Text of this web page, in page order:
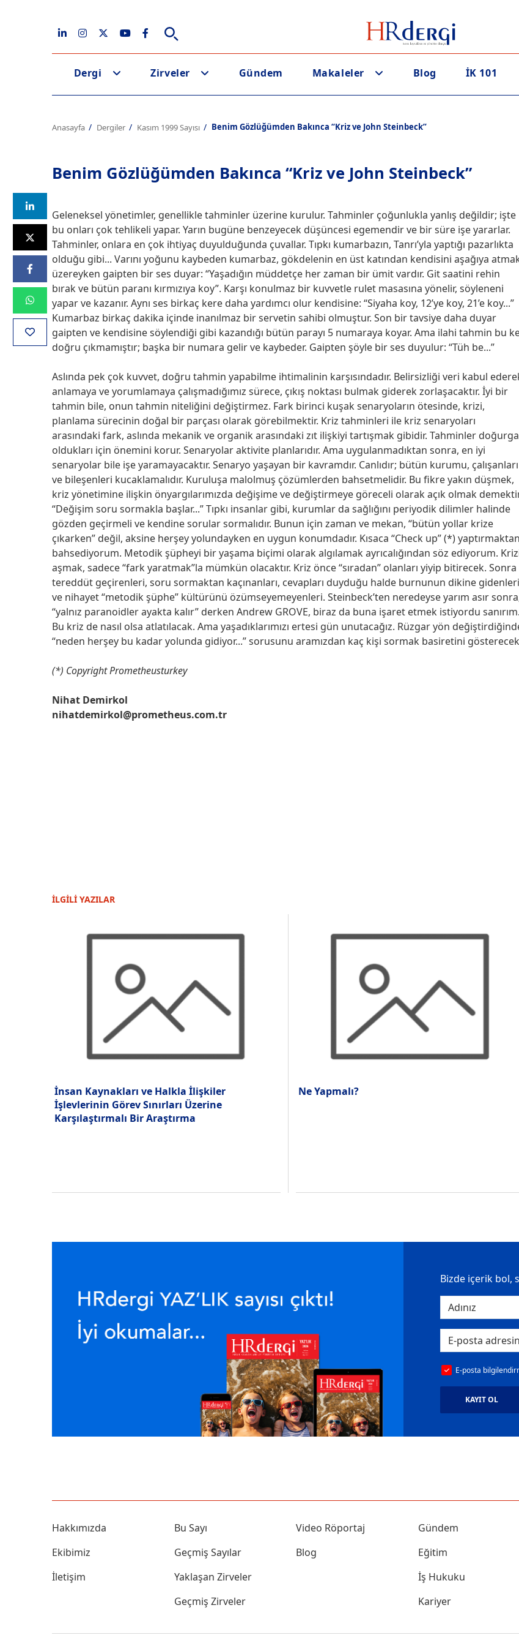
Dergi Zirveler Gündem Makaleler Blog İK 101
Anasayfa Dergiler Kasım 1999 Sayısı Benim Gözlüğümden Bakınca “Kriz ve John Steinbeck”
Benim Gözlüğümden Bakınca “Kriz ve John Steinbeck”
Geleneksel yönetimler, genellikle tahminler üzerine kurulur. Tahminler çoğunlukla yanlış değildir; işte
bu onları çok tehlikeli yapar. Yarın bugüne benzeyecek düşüncesi egemendir ve bir süre işe yararlar.
Tahminler, onlara en çok ihtiyaç duyulduğunda çuvallar. Tıpkı kumarbazın, Tanrı’yla yaptığı pazarlıkta
olduğu gibi... Varını yoğunu kaybeden kumarbaz, gökdelenin en üst katından kendisini aşağıya
üzereyken gaipten bir ses duyar: “Yaşadığın müddetçe her zaman bir ümit vardır. Git saatini rehin
bırak ve bütün paranı kırmızıya koy”. Karşı konulmaz bir kuvvetle rulet masasına yönelir, söyleneni
yapar ve kazanır. Aynı ses birkaç kere daha yardımcı olur kendisine: “Siyaha koy, 12’ye koy, 21’e koy...”
Kumarbaz birkaç dakika içinde inanılmaz bir servetin sahibi olmuştur. Son bir tavsiye daha duyar
gaipten ve kendisine söylendiği gibi kazandığı bütün parayı 5 numaraya koyar. Ama ilahi tahmin bu
doğru çıkmamıştır; başka bir numara gelir ve kaybeder. Gaipten şöyle bir ses duyulur: “Tüh be...”
Aslında pek çok kuvvet, doğru tahmin yapabilme ihtimalinin karşısındadır. Belirsizliği veri kabul
anlamaya ve yorumlamaya çalışmadığımız sürece, çıkış noktası bulmak giderek zorlaşacaktır. İyi bir
tahmin bile, onun tahmin niteliğini değiştirmez. Fark birinci kuşak senaryoların ötesinde, krizi,
planlama sürecinin doğal bir parçası olarak görebilmektir. Kriz tahminleri ile kriz senaryoları
arasındaki fark, aslında mekanik ve organik arasındaki zıt ilişkiyi tartışmak gibidir. Tahminler
oldukları için önemini korur. Senaryolar aktivite planlarıdır. Ama uygulanmadıktan sonra, en iyi
senaryolar bile işe yaramayacaktır. Senaryo yaşayan bir kavramdır. Canlıdır; bütün kurumu, çalışanları
ve bileşenleri kucaklamalıdır. Kuruluşa malolmuş çözümlerden bahsetmelidir. Bu fikre yakın düşmek,
kriz yönetimine ilişkin önyargılarımızda değişime ve değiştirmeye göreceli olarak açık olmak
“Değişim soru sormakla başlar...” Tıpkı insanlar gibi, kurumlar da sağlığını periyodik dilimler halinde
gözden geçirmeli ve kendine sorular sormalıdır. Bunun için zaman ve mekan, “bütün yollar krize
çıkarken” değil, aksine herşey yolundayken en uygun konumdadır. Kısaca “Check up” (*) yaptırmaktan
bahsediyorum. Metodik şüpheyi bir yaşama biçimi olarak algılamak ayrıcalığından söz ediyorum.
aşmak, sadece “fark yaratmak”la mümkün olacaktır. Kriz önce “sıradan” olanları yiyip bitirecek. Sonra
tereddüt geçirenleri, soru sormaktan kaçınanları, cevapları duyduğu halde burnunun dikine gidenleri
ve nihayet “metodik şüphe” kültürünü özümseyemeyenleri. Steinbeck’ten neredeyse yarım asır
“yalnız paranoidler ayakta kalır” derken Andrew GROVE, biraz da buna işaret etmek istiyordu sanırım.
Bu kriz de nasıl olsa atlatılacak. Ama yaşadıklarımızı ertesi gün unutacağız. Rüzgar yön
“neden herşey bu kadar yolunda gidiyor...” sorusunu aramızdan kaç kişi sormak basiretini
(*) Copyright Prometheusturkey
Nihat Demirkol
nihatdemirkol@prometheus.com.tr
İLGİLİ YAZILAR
İnsan Kaynakları ve Halkla İlişkiler
İşlevlerinin Görev Sınırları Üzerine
Karşılaştırmalı Bir Araştırma
Ne Yapmalı?
Bizde içerik bol,
E-posta
KAYIT OL
Hakkımızda
Ekibimiz
İletişim
Bu Sayı
Geçmiş Sayılar
Yaklaşan Zirveler
Geçmiş Zirveler
Video Röportaj
Blog
Gündem
Eğitim
İş Hukuku
Kariyer